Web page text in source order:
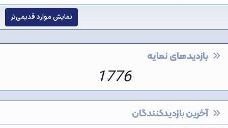
نمایش موارد قدیمی‌تر
بازدیدهای نمایه
1776
آخرین بازدیدکنندگان